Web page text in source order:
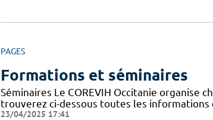
PAGES
Formations et séminaires
Séminaires Le COREVIH Occitanie organise
trouverez ci-dessous toutes les informations
23/04/2025 17:41